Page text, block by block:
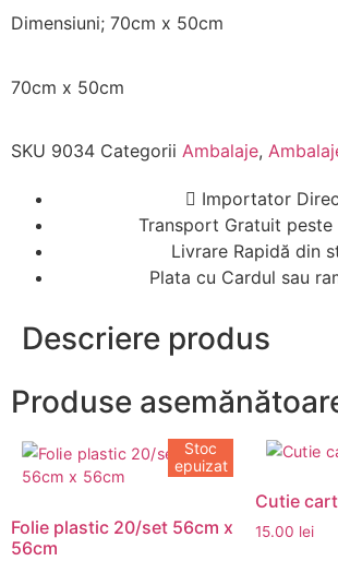
Dimensiuni; 70cm x 50cm
70cm x 50cm
SKU 9034 Categorii Ambalaje,
Importator
Transport Gratuit peste
Livrare Rapidă din
Plata cu Cardul sau
Descriere produs
Produse
Stoc
epuizat
Folie plastic 20/set 56cm x
56cm
Cutie
15.00 lei